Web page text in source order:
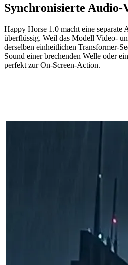
Synchronisierte Audio-
Happy Horse 1.0 macht eine separate
überflüssig. Weil das Modell Video-
derselben einheitlichen Transformer-
Sound einer brechenden Welle oder
perfekt zur On-Screen-Action.